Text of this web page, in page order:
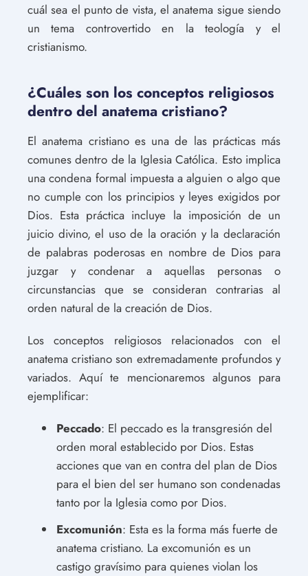
cuál sea el punto de vista, el anatema sigue siendo
un tema controvertido en la teología y el
cristianismo.
¿Cuáles son los conceptos religiosos
dentro del anatema cristiano?
El anatema cristiano es una de las prácticas más
comunes dentro de la Iglesia Católica. Esto implica
una condena formal impuesta a alguien o algo que
no cumple con los principios y leyes exigidos por
Dios. Esta práctica incluye la imposición de un
juicio divino, el uso de la oración y la declaración
de palabras poderosas en nombre de Dios para
juzgar y condenar a aquellas personas o
circunstancias que se consideran contrarias al
orden natural de la creación de Dios.
Los conceptos religiosos relacionados con el
anatema cristiano son extremadamente profundos y
variados. Aquí te mencionaremos algunos para
ejemplificar:
Peccado: El peccado es la transgresión del
orden moral establecido por Dios. Estas
acciones que van en contra del plan de Dios
para el bien del ser humano son condenadas
tanto por la Iglesia como por Dios.
Excomunión: Esta es la forma más fuerte de
anatema cristiano. La excomunión es un
castigo gravísimo para quienes violan los